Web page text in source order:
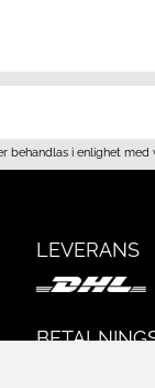
behandlas i enlighet med
LEVERANS